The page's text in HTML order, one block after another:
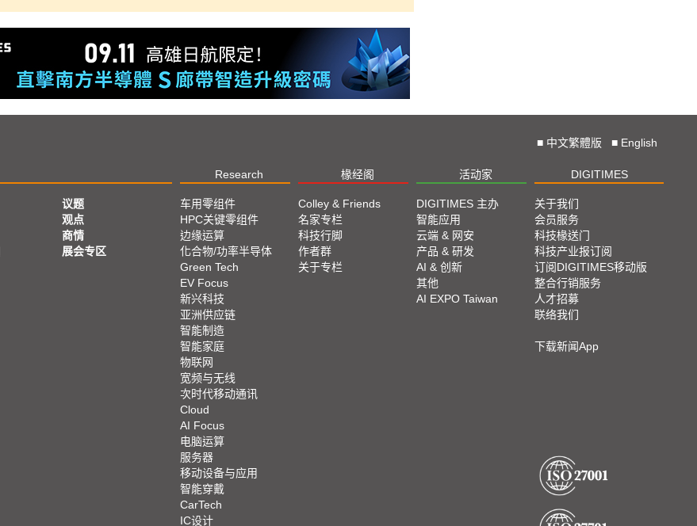
■ 中文繁體版 ■ English
Research 椽经阁 活动家 DIGITIMES
议题
观点
商情
展会专区
车用零组件
HPC关键零组件
边缘运算
化合物/功率半导体
Green Tech
EV Focus
新兴科技
亚洲供应链
智能制造
智能家庭
物联网
宽频与无线
次时代移动通讯
Cloud
AI Focus
电脑运算
服务器
移动设备与应用
智能穿戴
CarTech
IC设计
Colley & Friends
名家专栏
科技行脚
作者群
关于专栏
DIGITIMES 主办
智能应用
云端 & 网安
产品 & 研发
AI & 创新
其他
AI EXPO Taiwan
关于我们
会员服务
科技椽送门
科技产业报订阅
订阅DIGITIMES移动版
整合行销服务
人才招募
联络我们
下载新闻App